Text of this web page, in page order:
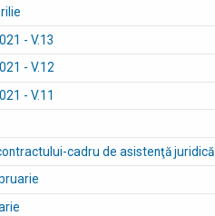
- V.13
- V.12
- V.11
cadru de asistenţă juridică